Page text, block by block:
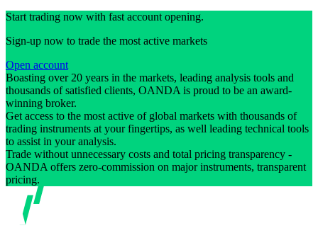
Start trading now with fast account opening.
Sign-up now to trade the most active markets
Open account
Boasting over 20 years in the markets, leading analysis tools and
thousands of satisfied clients, OANDA is proud to be an award-
winning broker.
Get access to the most active of global markets with thousands of
trading instruments at your fingertips, as well leading technical tools
to assist in your analysis.
Trade without unnecessary costs and total pricing transparency -
OANDA offers zero-commission on major instruments, transparent
pricing.